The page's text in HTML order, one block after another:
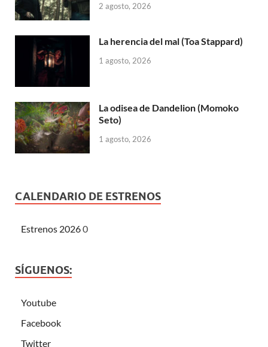
2 agosto, 2026
La herencia del mal (Toa Stappard)
1 agosto, 2026
La odisea de Dandelion (Momoko
Seto)
1 agosto, 2026
CALENDARIO DE ESTRENOS
Estrenos 20260
SÍGUENOS:
Youtube
Facebook
Twitter